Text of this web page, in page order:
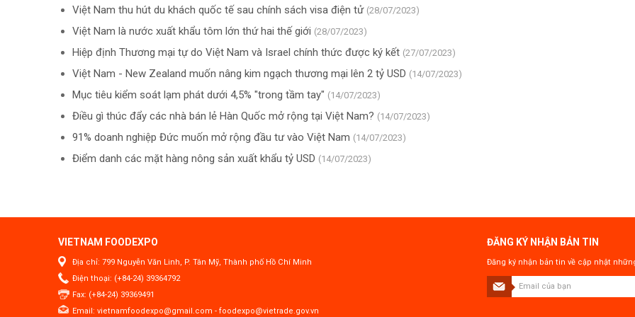
Việt Nam thu hút du khách quốc tế sau chính sách visa điện tử (28/07/2023)
Việt Nam là nước xuất khẩu tôm lớn thứ hai thế giới (28/07/2023)
Hiệp định Thương mại tự do Việt Nam và Israel chính thức được ký kết (27/07/2023)
Việt Nam - New Zealand muốn nâng kim ngạch thương mại lên 2 tỷ USD (14/07/2023)
Mục tiêu kiểm soát lạm phát dưới 4,5% "trong tầm tay" (14/07/2023)
Điều gì thúc đẩy các nhà bán lẻ Hàn Quốc mở rộng tại Việt Nam? (14/07/2023)
91% doanh nghiệp Đức muốn mở rộng đầu tư vào Việt Nam (14/07/2023)
Điểm danh các mặt hàng nông sản xuất khẩu tỷ USD (14/07/2023)
VIETNAM FOODEXPO
Địa chỉ: 799 Nguyễn Văn Linh, P. Tân Mỹ, Thành phố Hồ Chí Minh
Điện thoại: (+84-24) 39364792
Fax: (+84-24) 39369491
Email: vietnamfoodexpo@gmail.com - foodexpo@vietrade.gov.vn
ĐĂNG KÝ NHẬN BẢN TIN
Đăng ký nhận bản tin về cập nhật